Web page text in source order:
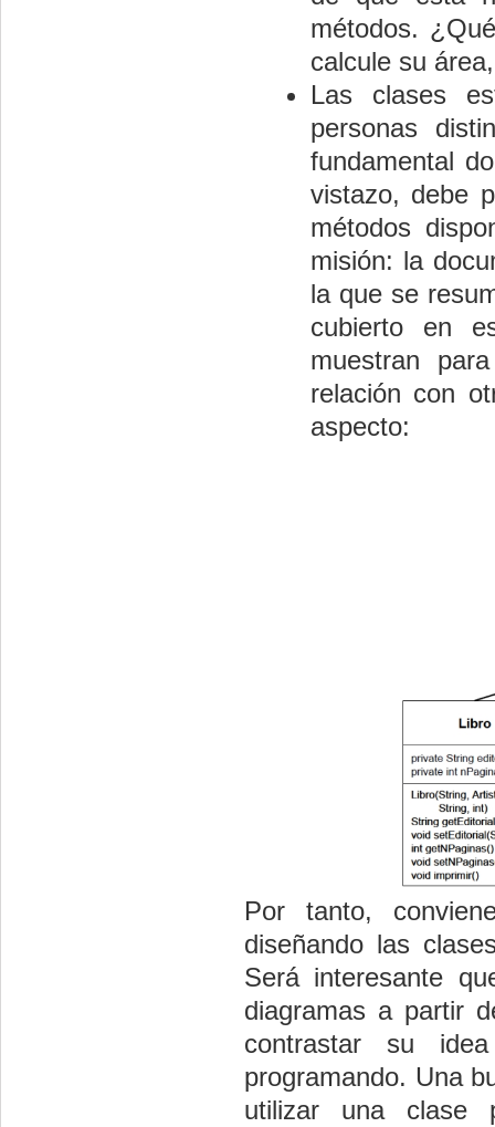
métodos.
calcule su
Las clases
personas
fundamental
vistazo, debe
métodos
misión: la
la que se
cubierto en
muestran
relación con
aspecto:
Por tanto,
diseñando las
Será interesante
diagramas a partir
contrastar su
programando. Una
utilizar una clase